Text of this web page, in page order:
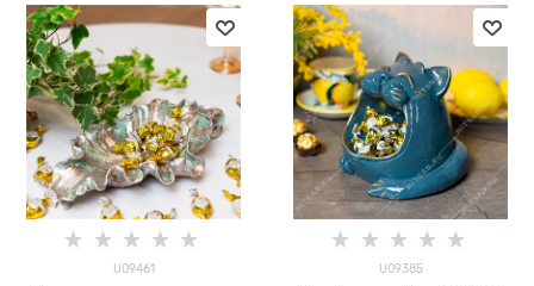
U09461 U09385